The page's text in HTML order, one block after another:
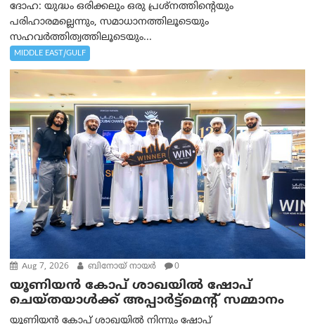
ദോഹ: യുദ്ധം ഒരിക്കലും ഒരു പ്രശ്‌നത്തിന്റെയും
പരിഹാരമല്ലെന്നും, സമാധാനത്തിലൂടെയും
സഹവര്‍ത്തിത്വത്തിലൂടെയും...
MIDDLE EAST/GULF
Aug 7, 2026 ബിനോയ് നായര്‍ 0
യൂണിയൻ കോപ് ശാഖയിൽ ഷോപ്
ചെയ്തയാൾക്ക് അപ്പാർട്ട്മെന്റ് സമ്മാനം
യൂണിയൻ കോപ് ശാഖയിൽ നിന്നും ഷോപ്